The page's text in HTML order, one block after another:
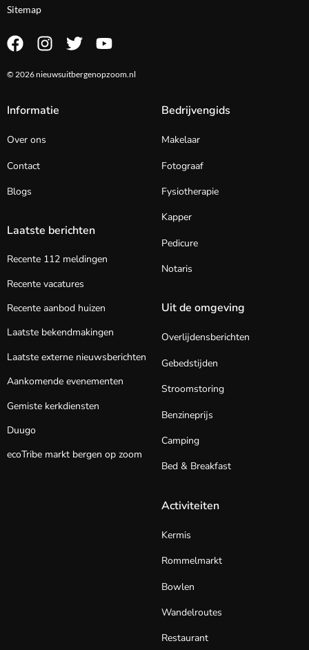
Sitemap
© 2026 nieuwsuitbergenopzoom.nl
Informatie
Over ons
Contact
Blogs
Laatste berichten
Recente 112 meldingen
Recente vacatures
Recente aanbod huizen
Laatste bekendmakingen
Laatste externe nieuwsberichten
Aankomende evenementen
Gemiste kerkdiensten
Duugo
ecoTribe markt bergen op zoom
Bedrijvengids
Makelaar
Fotograaf
Fysiotherapie
Kapper
Pedicure
Notaris
Uit de omgeving
Overlijdensberichten
Gebedstijden
Stroomstoring
Benzineprijs
Camping
Bed & Breakfast
Activiteiten
Kermis
Rommelmarkt
Bowlen
Wandelroutes
Restaurant